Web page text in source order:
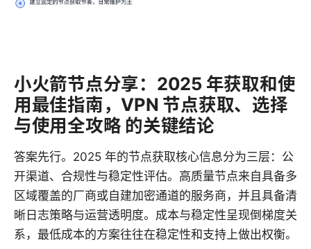
小火箭节点分享：2025 年获取和使
用最佳指南，VPN 节点获取、选择
与使用全攻略 的关键结论
答案先行。2025 年的节点获取核心信息分为三层：公
开渠道、合规性与稳定性评估。高质量节点来自具备多
区域覆盖的厂商或自建加密通道的服务商，并且具备清
晰日志策略与运营透明度。成本与稳定性呈现倒梯度关
系，最低成本的方案往往在稳定性和支持上做出权衡。